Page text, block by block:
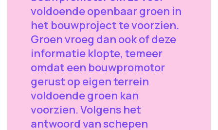
voldoende openbaar groen in
het bouwproject te voorzien.
Groen vroeg dan ook of deze
informatie klopte, temeer
omdat een bouwpromotor
gerust op eigen terrein
voldoende groen kan
voorzien. Volgens het
antwoord van schepen